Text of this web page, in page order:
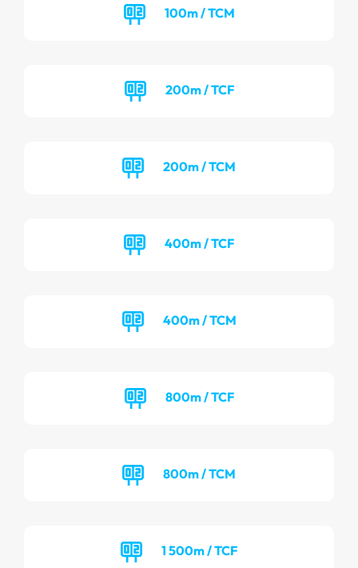
100m / TCM
200m / TCF
200m / TCM
400m / TCF
400m / TCM
800m / TCF
800m / TCM
1 500m / TCF